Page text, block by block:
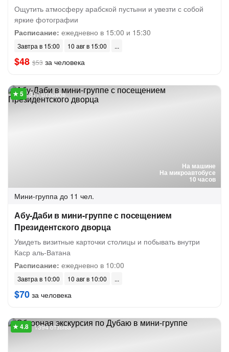
Ощутить атмосферу арабской пустыни и увезти с собой
яркие фотографии
Расписание: ежедневно в 15:00 и 15:30
Завтра в 15:00 10 авг в 15:00
$48 $53 за человека
На машине
На микроавтобусе
10 часов
317 отзывов
Мини-группа до 11 чел.
Абу-Даби в мини-группе с посещением
Президентского дворца
Увидеть визитные карточки столицы и побывать внутри
Каср аль-Ватана
Расписание: ежедневно в 10:00
Завтра в 10:00 10 авг в 10:00
$70 за человека
1394 отзыва